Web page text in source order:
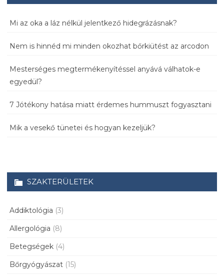
Mi az oka a láz nélkül jelentkező hidegrázásnak?
Nem is hinnéd mi minden okozhat bőrkiütést az arcodon
Mesterséges megtermékenyítéssel anyává válhatok-e
egyedül?
7 Jótékony hatása miatt érdemes hummuszt fogyasztani
Mik a vesekő tünetei és hogyan kezeljük?
SZAKTERÜLETEK
Addiktológia (3)
Allergológia (8)
Betegségek (4)
Bőrgyógyászat (15)